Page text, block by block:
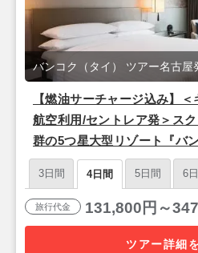
【燃油サーチャージ込み】
航空利用/セントレア発＞ス
群の5つ星大型リゾート『バ
スクイーンズパーク』バンコ
バンコク（タイ） ツアー名古屋
3日間 4日間 5日間 6
旅行代金 131,800円～
ツアー詳細